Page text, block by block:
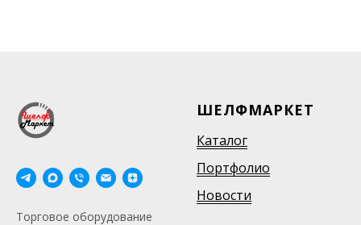
Торговое оборудование
ШЕЛФМАРКЕТ
Каталог
Портфолио
Новости